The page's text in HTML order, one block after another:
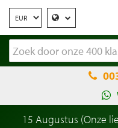
15 Augustus (Onze